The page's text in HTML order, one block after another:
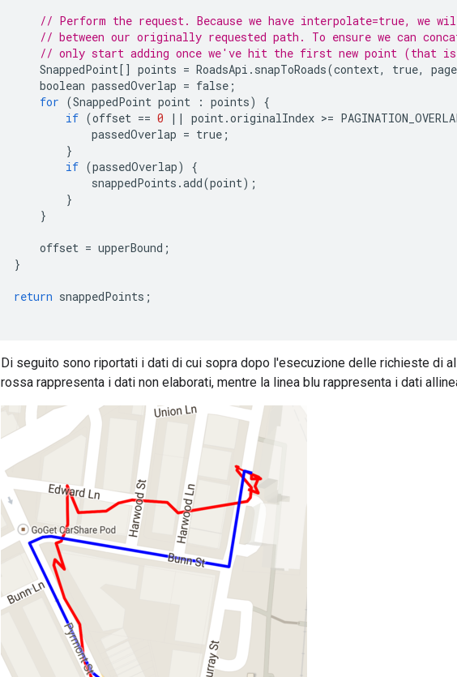
// Perform the request. Because we have interpolate=true, we
// between our originally requested path. To ensure we can
// only start adding once we've hit the first new point (that
SnappedPoint[] points = RoadsApi . snapToRoads(context, true, page
boolean passedOverlap = false ;
for (SnappedPoint point : points)
{
if (offset == 0 || point.originalIndex >=
passedOverlap = true ;
}
if (passedOverlap)
{
snappedPoints .add(point);
}
}
offset = upperBound ;
}
return snappedPoints ;
Di seguito sono riportati i dati di cui sopra dopo l'esecuzione delle richieste di
rossa rappresenta i dati non elaborati, mentre la linea blu rappresenta i dati